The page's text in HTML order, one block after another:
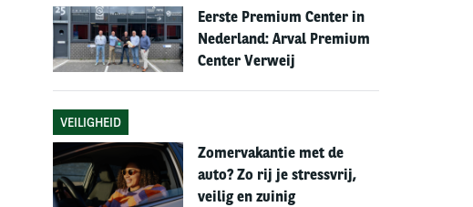
Eerste Premium Center in
Nederland: Arval Premium
Center Verweij
VEILIGHEID
Zomervakantie met de
auto? Zo rij je stressvrij,
veilig en zuinig